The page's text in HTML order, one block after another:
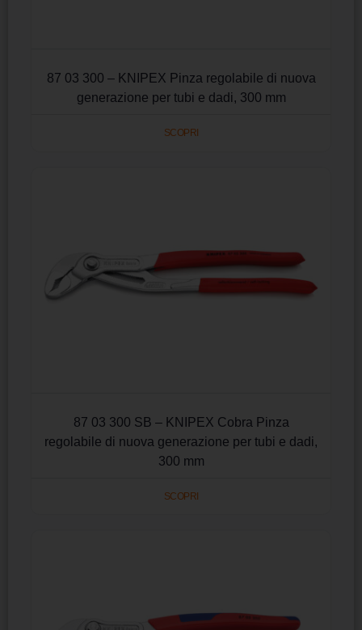
87 03 300 – KNIPEX Pinza regolabile di nuova
generazione per tubi e dadi, 300 mm
SCOPRI
87 03 300 SB – KNIPEX Cobra Pinza
regolabile di nuova generazione per tubi e dadi,
300 mm
SCOPRI